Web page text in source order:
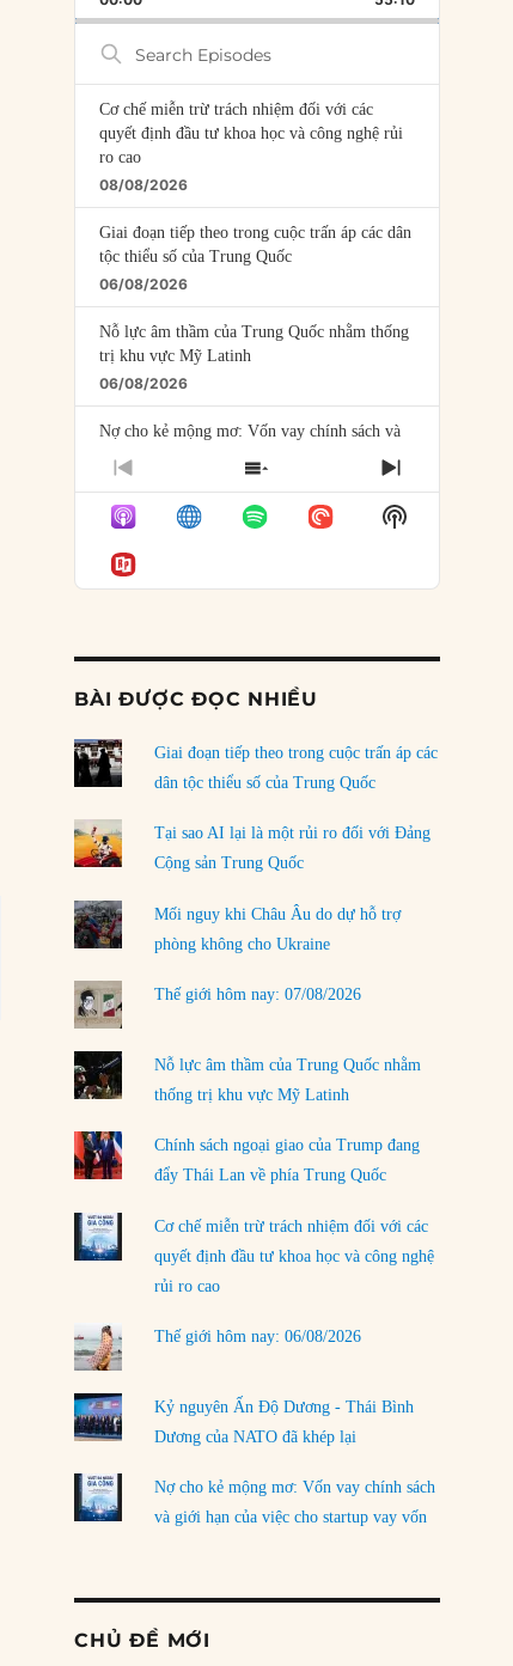
Search
Episodes
Cơ chế miễn trừ trách nhiệm đối với các
quyết định đầu tư khoa học và công nghệ rủi
ro cao
08/08/2026
Giai đoạn tiếp theo trong cuộc trấn áp các dân
tộc thiểu số của Trung Quốc
06/08/2026
Nỗ lực âm thầm của Trung Quốc nhằm thống
trị khu vực Mỹ Latinh
06/08/2026
Nợ cho kẻ mộng mơ: Vốn vay chính sách và
giới hạn của việc cho startup vay vốn
Mỹ Latinh đang trở thành “phòng thí nghiệm”
của phe cánh hữu mới
04/08/2026
Ngoại trưởng Nhật Bản?
Dương
03/08/2026
Đặt cược vào thất bại: Các quỹ đầu tư mạo
hiểm quốc gia và khía cạnh chính trị của vốn
02/08/2026
Làm thế nào để kết thúc Chiến tranh Iran?
01/08/2026
Chiến lược kế tiếp của Bắc Kinh ở Biển Đông
31/07/2026
LOAD MORE
PREVIOUS
EPISODE
SHOW
EPISODES
LIST
NEXT
EPISODE
Show
Podcast
BÀI ĐƯỢC ĐỌC NHIỀU
Giai đoạn tiếp theo trong cuộc trấn áp các
dân tộc thiểu số của Trung Quốc
Tại sao AI lại là một rủi ro đối với Đảng
Cộng sản Trung Quốc
Mối nguy khi Châu Âu do dự hỗ trợ
phòng không cho Ukraine
Thế giới hôm nay: 07/08/2026
Nỗ lực âm thầm của Trung Quốc nhằm
thống trị khu vực Mỹ Latinh
Chính sách ngoại giao của Trump đang
đẩy Thái Lan về phía Trung Quốc
Cơ chế miễn trừ trách nhiệm đối với các
quyết định đầu tư khoa học và công nghệ
rủi ro cao
Thế giới hôm nay: 06/08/2026
Kỷ nguyên Ấn Độ Dương - Thái Bình
Dương của NATO đã khép lại
Nợ cho kẻ mộng mơ: Vốn vay chính sách
và giới hạn của việc cho startup vay vốn
CHỦ ĐỀ MỚI